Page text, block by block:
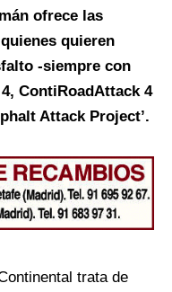
ofrece las
quieren
-siempre con
ContiRoadAttack 4
Attack Project’.
trata de